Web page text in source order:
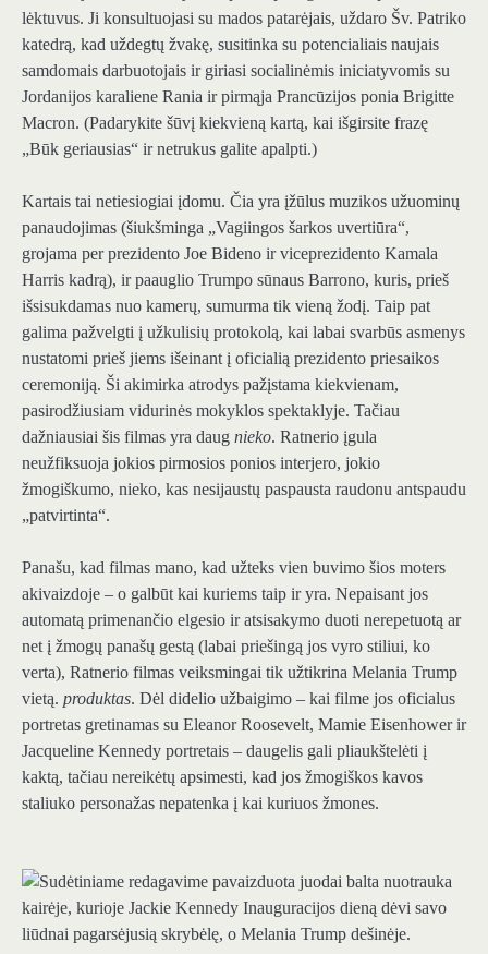
lėktuvus. Ji konsultuojasi su mados patarėjais, uždaro Šv. Patriko
katedrą, kad uždegtų žvakę, susitinka su potencialiais naujais
samdomais darbuotojais ir giriasi socialinėmis iniciatyvomis su
Jordanijos karaliene Rania ir pirmąja Prancūzijos ponia Brigitte
Macron. (Padarykite šūvį kiekvieną kartą, kai išgirsite frazę
„Būk geriausias“ ir netrukus galite apalpti.)
Kartais tai netiesiogiai įdomu. Čia yra įžūlus muzikos užuominų
panaudojimas (šiukšminga „Vagiingos šarkos uvertiūra“,
grojama per prezidento Joe Bideno ir viceprezidento Kamala
Harris kadrą), ir paauglio Trumpo sūnaus Barrono, kuris, prieš
išsisukdamas nuo kamerų, sumurma tik vieną žodį. Taip pat
galima pažvelgti į užkulisių protokolą, kai labai svarbūs asmenys
nustatomi prieš jiems išeinant į oficialią prezidento priesaikos
ceremoniją. Ši akimirka atrodys pažįstama kiekvienam,
pasirodžiusiam vidurinės mokyklos spektaklyje. Tačiau
dažniausiai šis filmas yra daug nieko. Ratnerio įgula
neužfiksuoja jokios pirmosios ponios interjero, jokio
žmogiškumo, nieko, kas nesijaustų paspausta raudonu antspaudu
„patvirtinta“.
Panašu, kad filmas mano, kad užteks vien buvimo šios moters
akivaizdoje – o galbūt kai kuriems taip ir yra. Nepaisant jos
automatą primenančio elgesio ir atsisakymo duoti nerepetuotą ar
net į žmogų panašų gestą (labai priešingą jos vyro stiliui, ko
verta), Ratnerio filmas veiksmingai tik užtikrina Melania Trump
vietą. produktas. Dėl didelio užbaigimo – kai filme jos oficialus
portretas gretinamas su Eleanor Roosevelt, Mamie Eisenhower ir
Jacqueline Kennedy portretais – daugelis gali pliaukštelėti į
kaktą, tačiau nereikėtų apsimesti, kad jos žmogiškos kavos
staliuko personažas nepatenka į kai kuriuos žmones.